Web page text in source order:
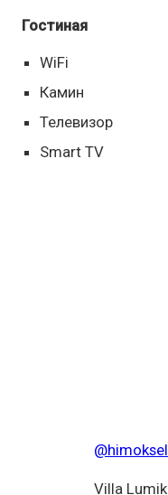
Гостиная
WiFi
Камин
Телевизор
Smart TV
Villa